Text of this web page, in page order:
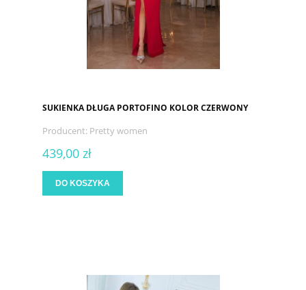
SUKIENKA DŁUGA PORTOFINO KOLOR CZERWONY
Producent: Pretty women
439,00 zł
DO KOSZYKA